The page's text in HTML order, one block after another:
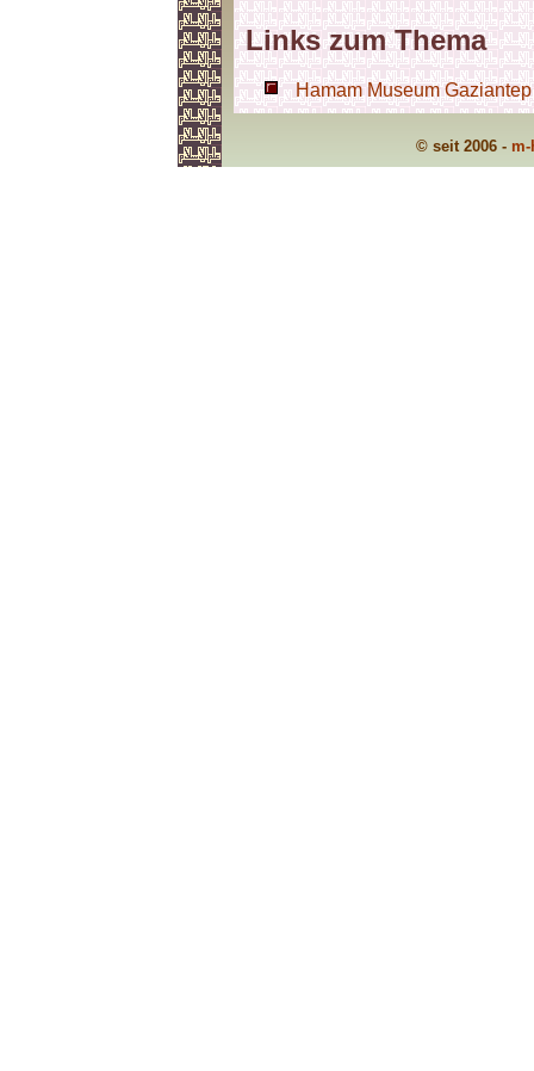
Links zum Thema
Hamam Museum
© seit 2006 -